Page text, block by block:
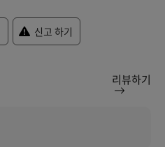
신고 하기
리뷰하기